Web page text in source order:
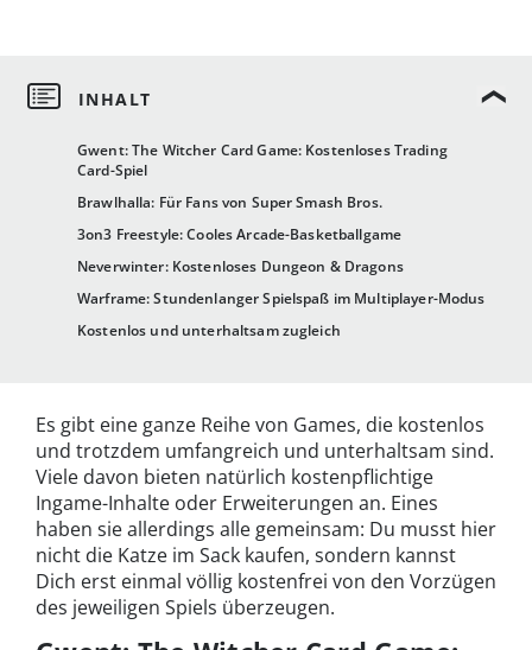
Gwent: The Witcher Card Game: Kostenloses Trading
Card-Spiel
Brawlhalla: Für Fans von Super Smash Bros.
3on3 Freestyle: Cooles Arcade-Basketballgame
Neverwinter: Kostenloses Dungeon & Dragons
Warframe: Stundenlanger Spielspaß im Multiplayer-Modus
Kostenlos und unterhaltsam zugleich
Es gibt eine ganze Reihe von Games, die kostenlos
und trotzdem umfangreich und unterhaltsam sind.
Viele davon bieten natürlich kostenpflichtige
Ingame-Inhalte oder Erweiterungen an. Eines
haben sie allerdings alle gemeinsam: Du musst hier
nicht die Katze im Sack kaufen, sondern kannst
Dich erst einmal völlig kostenfrei von den Vorzügen
des jeweiligen Spiels überzeugen.